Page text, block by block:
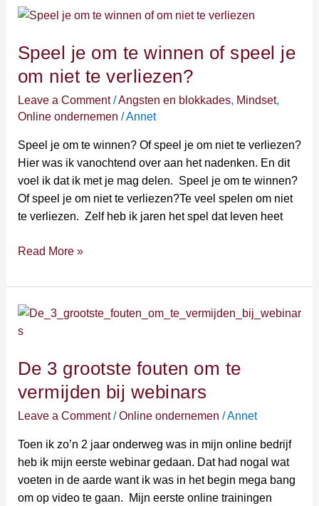
Speel je om te winnen of speel je
om niet te verliezen?
Leave a Comment /Angsten en blokkades, Mindset,
Online ondernemen /Annet
Speel je om te winnen? Of speel je om niet te verliezen?
Hier was ik vanochtend over aan het nadenken. En dit
voel ik dat ik met je mag delen. Speel je om te winnen?
Of speel je om niet te verliezen?Te veel spelen om niet
te verliezen. Zelf heb ik jaren het spel dat leven heet
Speel
om
winnen
of
speel
je
om
te
verliezen?
Read More »
De 3 grootste fouten om te
vermijden bij webinars
Leave a Comment /Online ondernemen /Annet
Toen ik zo’n 2 jaar onderweg was in mijn online bedrijf
heb ik mijn eerste webinar gedaan. Dat had nogal wat
voeten in de aarde want ik was in het begin mega bang
om op video te gaan. Mijn eerste online trainingen
De
3
fouten
te
vermijden
bij
webinars